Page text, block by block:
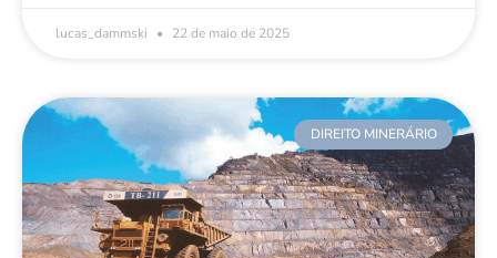
lucas_dammski 22 de maio de 2025
DIREITO MINERÁRIO